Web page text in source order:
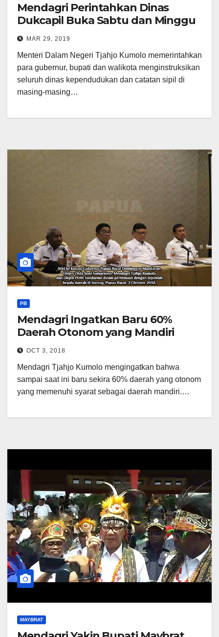
Mendagri Perintahkan Dinas
Dukcapil Buka Sabtu dan Minggu
MAR 29, 2019
Menteri Dalam Negeri Tjahjo Kumolo memerintahkan
para gubernur, bupati dan walikota menginstruksikan
seluruh dinas kependudukan dan catatan sipil di
masing-masing…
PB
Mendagri Ingatkan Baru 60%
Daerah Otonom yang Mandiri
OCT 3, 2018
Mendagri Tjahjo Kumolo mengingatkan bahwa
sampai saat ini baru sekira 60% daerah yang otonom
yang memenuhi syarat sebagai daerah mandiri.…
MAYBRAT